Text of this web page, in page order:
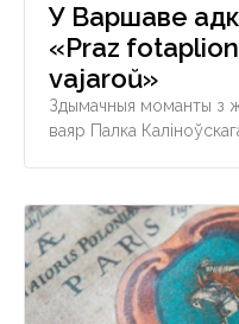
У Варшаве
«Praz
vajaroŭ»
Здымачныя моманты з
ваяр Палка